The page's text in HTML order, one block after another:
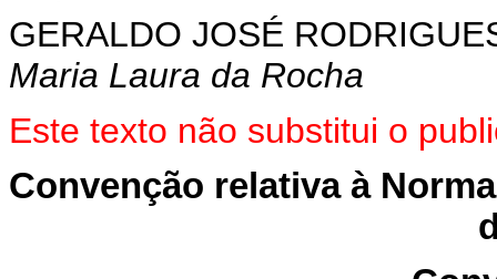
GERALDO JOSÉ
Maria Laura da Rocha
Este texto não substitui o
Convenção relativa à